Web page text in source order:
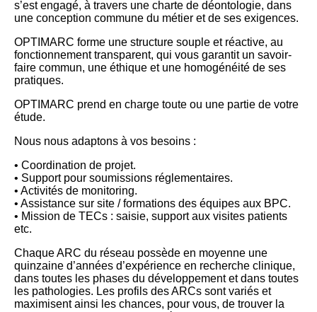
s’est engagé, à travers une charte de déontologie, dans
une conception commune du métier et de ses exigences.
OPTIMARC forme une structure souple et réactive, au
fonctionnement transparent, qui vous garantit un savoir-
faire commun, une éthique et une homogénéité de ses
pratiques.
OPTIMARC prend en charge toute ou une partie de votre
étude.
Nous nous adaptons à vos besoins :
• Coordination de projet.
• Support pour soumissions réglementaires.
• Activités de monitoring.
• Assistance sur site / formations des équipes aux BPC.
• Mission de TECs : saisie, support aux visites patients
etc.
Chaque ARC du réseau possède en moyenne une
quinzaine d’années d’expérience en recherche clinique,
dans toutes les phases du développement et dans toutes
les pathologies. Les profils des ARCs sont variés et
maximisent ainsi les chances, pour vous, de trouver la